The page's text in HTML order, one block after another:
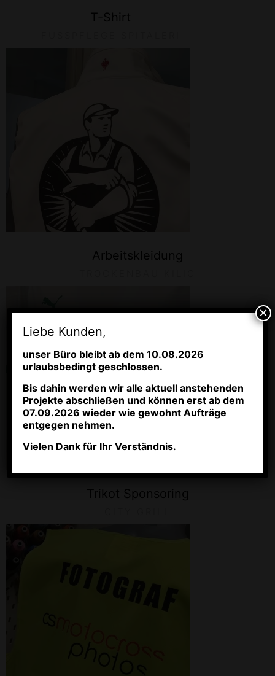
T-Shirt
Arbeitskleidung
Trikot Sponsoring
Liebe Kunden,
unser Büro bleibt ab dem 10.08.2026
urlaubsbedingt geschlossen.
Bis dahin werden wir alle aktuell anstehenden
Projekte abschließen und können erstab dem
07.09.2026 wieder wie gewohnt Aufträge
entgegen nehmen.
Vielen Dank für Ihr Verständnis.
×